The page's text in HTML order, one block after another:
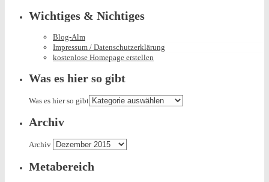
Wichtiges & Nichtiges
Blog-Alm
Impressum / Datenschutzerklärung
kostenlose Homepage erstellen
Was es hier so gibt
Was es hier so gibt
Archiv
Archiv
Metabereich